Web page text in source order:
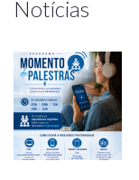
Notícias